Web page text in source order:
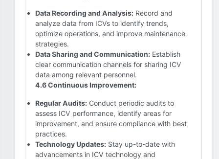
Data Recording and Analysis: Record and
analyze data from ICVs to identify trends,
optimize operations, and improve maintenance
strategies.
Data Sharing and Communication: Establish
clear communication channels for sharing ICV
data among relevant personnel.
4.6 Continuous Improvement:
Regular Audits: Conduct periodic audits to
assess ICV performance, identify areas for
improvement, and ensure compliance with best
practices.
Technology Updates: Stay up-to-date with
advancements in ICV technology and